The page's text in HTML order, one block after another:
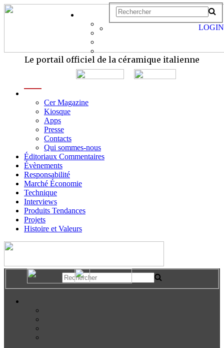
Le portail officiel de la céramique italienne
Cer Magazine
Kiosque
Apps
Presse
Contacts
Qui sommes-nous
Éditoriaux Commentaires
Évènements
Responsabilité
Marché Économie
Technique
Interviews
Produits Tendances
Projets
Histoire et Valeurs
LOGIN